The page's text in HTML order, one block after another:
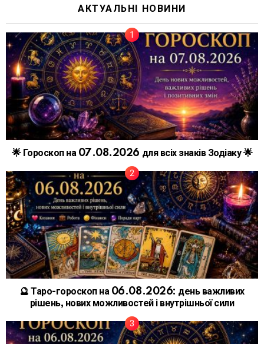
АКТУАЛЬНІ НОВИНИ
🌟 Гороскоп на 07.08.2026 для всіх знаків Зодіаку 🌟
🔮 Таро-гороскоп на 06.08.2026: день важливих
рішень, нових можливостей і внутрішньої сили